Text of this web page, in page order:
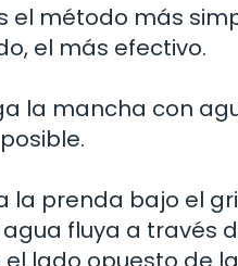
el método más
el más efectivo.
la mancha con
la prenda bajo el
fluya a través